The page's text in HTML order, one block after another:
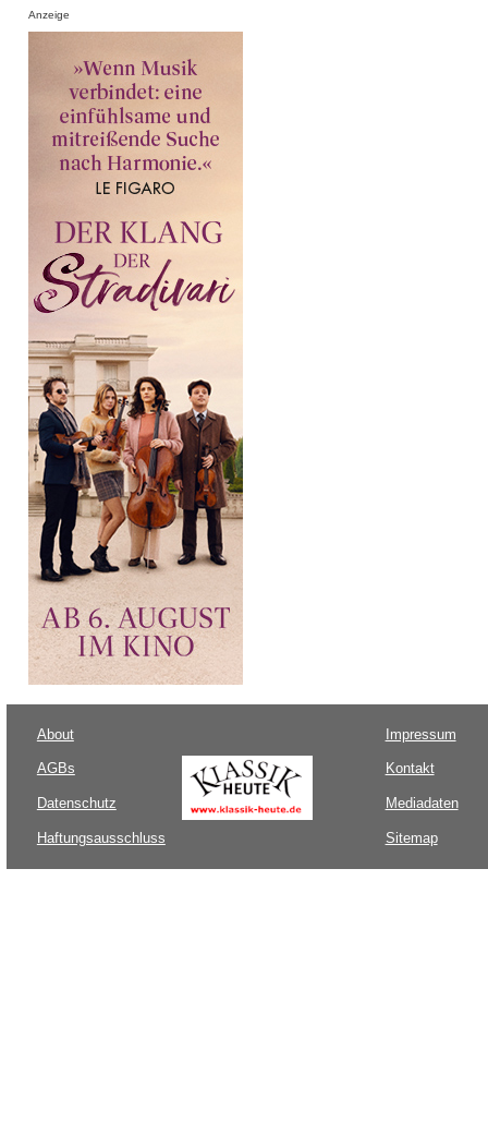
Anzeige
About
AGBs
Datenschutz
Haftungsausschluss
Impressum
Kontakt
Mediadaten
Sitemap